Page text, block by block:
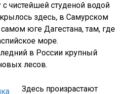
чистейшей студеной водой
здесь, в Самурском
юге Дагестана, там, где
море.
в России крупный
лесов.
Здесь произрастают